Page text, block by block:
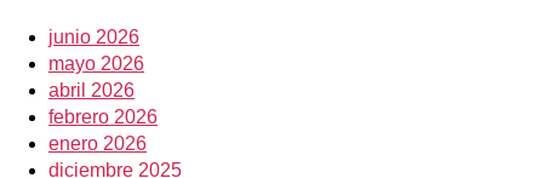
junio 2026
mayo 2026
abril 2026
febrero 2026
enero 2026
diciembre 2025